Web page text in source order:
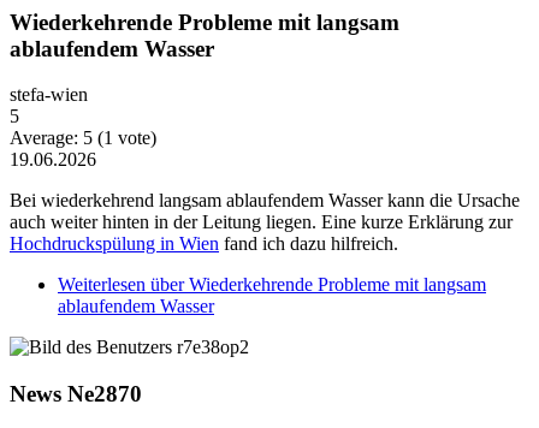
Wiederkehrende Probleme mit langsam
ablaufendem Wasser
stefa-wien
5
Average: 5 (1 vote)
19.06.2026
Bei wiederkehrend langsam ablaufendem Wasser kann die Ursache
auch weiter hinten in der Leitung liegen. Eine kurze Erklärung zur
Hochdruckspülung in Wien fand ich dazu hilfreich.
Weiterlesen über Wiederkehrende Probleme mit langsam
ablaufendem Wasser
News Ne2870